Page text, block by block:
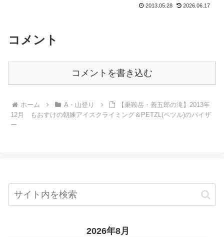
2013.05.28 2026.06.17
コメント
コメントを書き込む
ホーム A・山登り
【乗鞍岳・善五郎の滝】2013年
12月 もおすけの朝練アイスクライミング＆PETZL(ペツル)のバイザ
ー
2026年8月